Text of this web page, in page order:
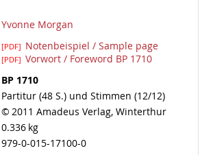
Yvonne Morgan
[PDF] Notenbeispiel / Sample page
[PDF] Vorwort / Foreword BP 1710
BP 1710
Partitur (48 S.) und Stimmen (12/12)
© 2011 Amadeus Verlag, Winterthur
0.336 kg
979-0-015-17100-0